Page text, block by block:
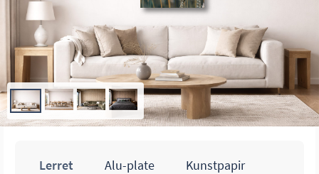
Lerret Alu-plate Kunstpapir